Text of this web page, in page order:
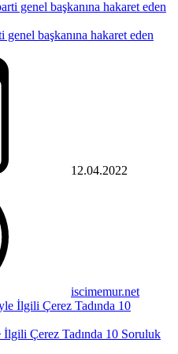
başkanına hakaret eden
12.04.2022
iscimemur.net
Çerez Tadında 10 Soruluk